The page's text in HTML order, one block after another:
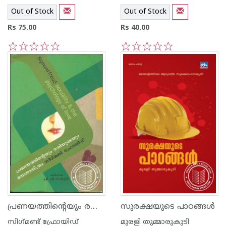
Out of Stock
Rs 75.00
5
4
3
2
1
Out of Stock
Rs 40.00
5
4
3
2
1
പ്രണയത്തിന്റെയും രതിയുടെയും മനഃശ്ശാസ്ത്രം
സിഗ്‌മണ്ട് ഫ്രോയിഡ്
സുരക്ഷയുടെ പാഠങ്ങള്‍
മുരളി തുമ്മാരുകുടി